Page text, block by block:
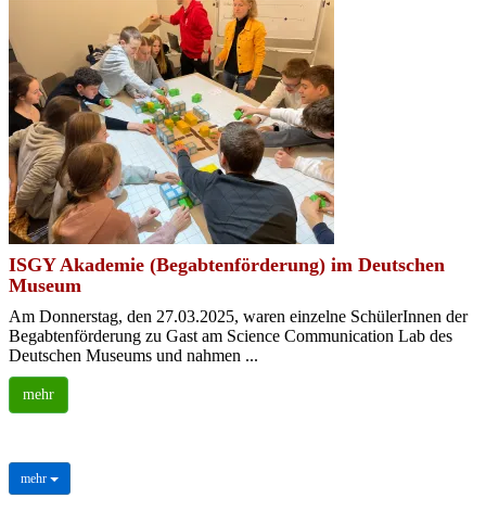
ISGY Akademie (Begabtenförderung) im Deutschen
Museum
Am Donnerstag, den 27.03.2025, waren einzelne SchülerInnen der
Begabtenförderung zu Gast am Science Communication Lab des
Deutschen Museums und nahmen ...
mehr
mehr